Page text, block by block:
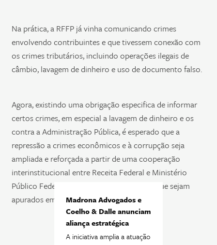
Na prática, a RFFP já vinha comunicando crimes
envolvendo contribuintes e que tivessem conexão com
os crimes tributários, incluindo operações ilegais de
câmbio, lavagem de dinheiro e uso de documento falso.
Agora, existindo uma obrigação especifica de informar
certos crimes, em especial a lavagem de dinheiro e os
contra a Administração Pública, é esperado que a
repressão a crimes econômicos e à corrupção seja
ampliada e reforçada a partir de uma cooperação
interinstitucional entre Receita Federal e Ministério
Público Federal, oportunizando, inclusive, que sejam
apurados em estágios mais embrionários.
Madrona Advogados e
Coelho & Dalle anunciam
aliança estratégica
A iniciativa amplia a atuação